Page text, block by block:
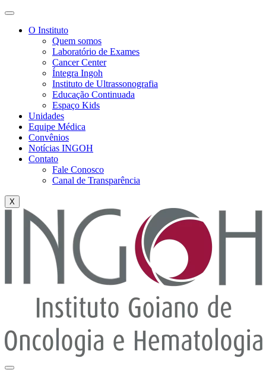
O Instituto
Quem somos
Laboratório de Exames
Cancer Center
Íntegra Ingoh
Instituto de Ultrassonografia
Educação Continuada
Espaço Kids
Unidades
Equipe Médica
Convênios
Notícias INGOH
Contato
Fale Conosco
Canal de Transparência
X